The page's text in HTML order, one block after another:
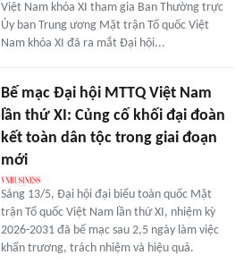
Việt Nam khóa XI tham gia Ban Thường trực
Ủy ban Trung ương Mặt trận Tổ quốc Việt
Nam khóa XI đã ra mắt Đại hội...
Bế mạc Đại hội MTTQ Việt Nam
lần thứ XI: Củng cố khối đại đoàn
kết toàn dân tộc trong giai đoạn
mới
Sáng 13/5, Đại hội đại biểu toàn quốc Mặt
trận Tổ quốc Việt Nam lần thứ XI, nhiệm kỳ
2026-2031 đã bế mạc sau 2,5 ngày làm việc
khẩn trương, trách nhiệm và hiệu quả.